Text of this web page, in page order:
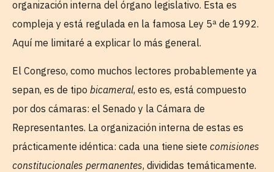
organización interna del órgano legislativo. Esta es
compleja y está regulada en la famosa Ley 5ª de 1992.
Aquí me limitaré a explicar lo más general.
El Congreso, como muchos lectores probablemente ya
sepan, es de tipo bicameral, esto es, está compuesto
por dos cámaras: el Senado y la Cámara de
Representantes. La organización interna de estas es
prácticamente idéntica: cada una tiene siete comisiones
constitucionales permanentes, divididas temáticamente.